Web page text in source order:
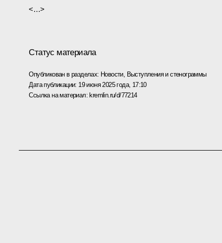
<…>
Статус материала
Опубликован в разделах: Новости, Выступления и стенограммы
Дата публикации: 19 июня 2025 года, 17:10
Ссылка на материал: kremlin.ru/d/77214